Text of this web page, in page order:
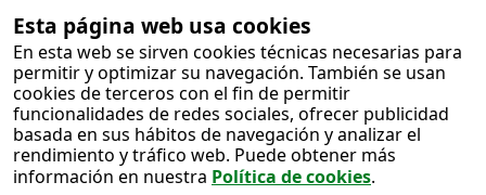
Esta página web usa cookies
En esta web se sirven cookies técnicas necesarias para
permitir y optimizar su navegación. También se usan
cookies de terceros con el fin de permitir
funcionalidades de redes sociales, ofrecer publicidad
basada en sus hábitos de navegación y analizar el
rendimiento y tráfico web. Puede obtener más
información en nuestra Política de cookies.